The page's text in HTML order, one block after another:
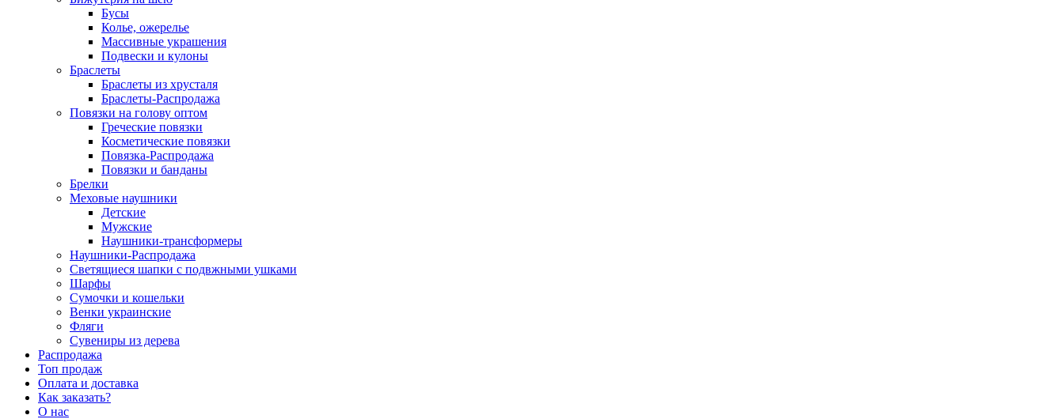
Бусы
Колье, ожерелье
Массивные украшения
Подвески и кулоны
Браслеты
Браслеты из хрусталя
Браслеты-Распродажа
Повязки на голову оптом
Греческие повязки
Косметические повязки
Повязка-Распродажа
Повязки и банданы
Брелки
Меховые наушники
Детские
Мужские
Наушники-трансформеры
Наушники-Распродажа
Светящиеся шапки с подвжными ушками
Шарфы
Сумочки и кошельки
Венки украинские
Фляги
Сувениры из дерева
Распродажа
Топ продаж
Оплата и доставка
Как заказать?
О нас